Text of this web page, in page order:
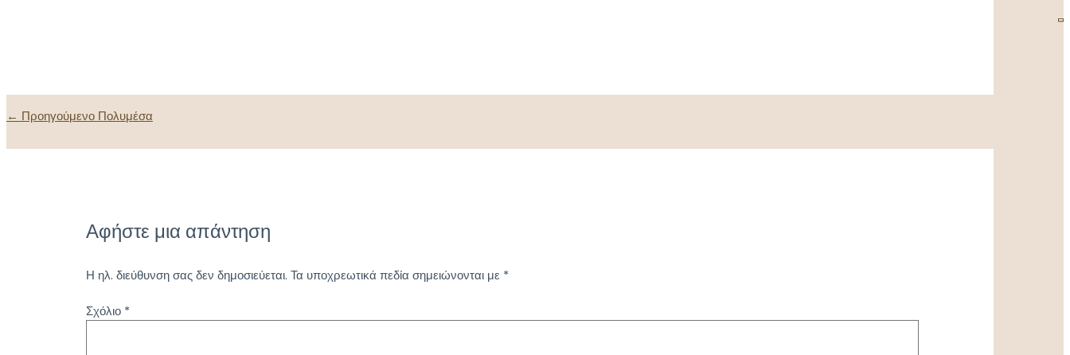
Πλοήγηση
← Προηγούμενο Πολυμέσα
Αφήστε μια απάντηση
Η ηλ. διεύθυνση σας δεν δημοσιεύεται. Τα υποχρεωτικά πεδία σημειώνονται με *
Σχόλιο *